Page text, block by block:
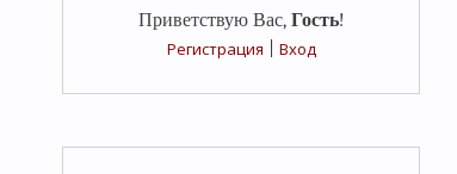
Приветствую Вас, Гость!
Регистрация
Вход